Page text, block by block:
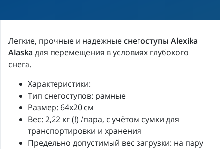
Легкие, прочные и надежныеснегоступы Alexika
Alaska для перемещения в условиях глубокого
снега.
Характеристики:
Тип снегоступов: рамные
Размер: 64х20 см
Вес: 2,22 кг (!) /пара, с учётом сумки для
транспортировки и хранения
Предельно допустимый вес загрузки: на пару